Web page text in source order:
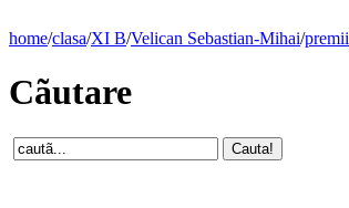
home/clasa/XI B/Velican Sebastian-Mihai/premii
Cãutare